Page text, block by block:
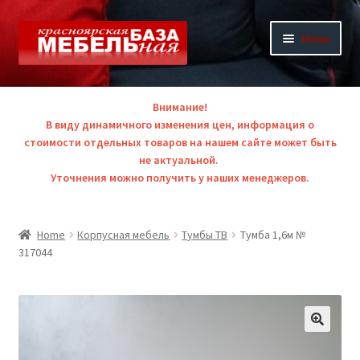
Перейти
к
навигации
Перейти
к
содержимому
Меню
Каталог
Р
в
в
л
О компании
Акции и скидки
Единая справочная +7 (391) 291-36 ->>
Внимание!
В виду динамичного изменения цен, информация о
стоимости отдельных товаров на нашем сайте может быть
не актуальной.
Уточнения можно получить у наших менеджеров.
Home Корпусная мебель Тумбы ТВ
Тумба 1,6м №
317044